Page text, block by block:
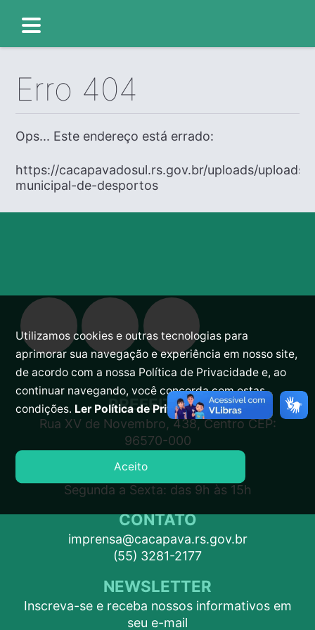
Erro 404
Ops... Este endereço está errado:
https://cacapavadosul.rs.gov.br/uploads/uploads/
municipal-de-desportos
PREFEITURA
Rua XV de Novembro, 438, Centro CEP:
96570-000
ATENDIMENTO
Segunda a Sexta: das 9h às 15h
CONTATO
imprensa@cacapava.rs.gov.br
(55) 3281-2177
NEWSLETTER
Inscreva-se e receba nossos informativos em
seu e-mail
Utilizamos cookies e outras tecnologias para
aprimorar sua navegação e experiência em nosso site,
de acordo com a nossa Política de Privacidade e, ao
continuar navegando, você concorda com estas
condições. Ler Política de Privacidade.
Aceito